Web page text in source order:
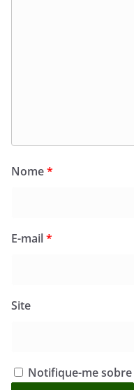
Nome*
E-mail*
Site
Notifique-me